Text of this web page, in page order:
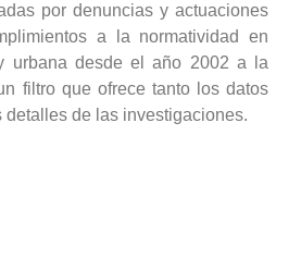
por denuncias y actuaciones
a la normatividad en
urbana desde el año 2002 a la
filtro que ofrece tanto los datos
detalles de las investigaciones.